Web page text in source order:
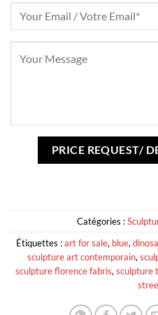
Catégories :
Étiquettes :art for sale, blue,
sculpture art contemporain,
sculpture florence fabris, sculpture